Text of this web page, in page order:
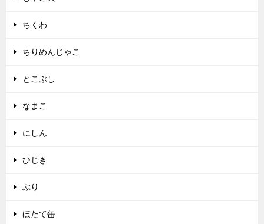
ちくわ
ちりめんじゃこ
とこぶし
なまこ
にしん
ひじき
ぶり
ほたて缶